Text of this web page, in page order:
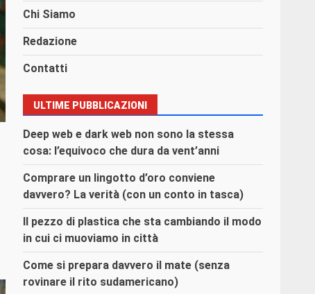
Chi Siamo
Redazione
Contatti
ULTIME PUBBLICAZIONI
Deep web e dark web non sono la stessa
cosa: l’equivoco che dura da vent’anni
Comprare un lingotto d’oro conviene
davvero? La verità (con un conto in tasca)
Il pezzo di plastica che sta cambiando il modo
in cui ci muoviamo in città
Come si prepara davvero il mate (senza
rovinare il rito sudamericano)